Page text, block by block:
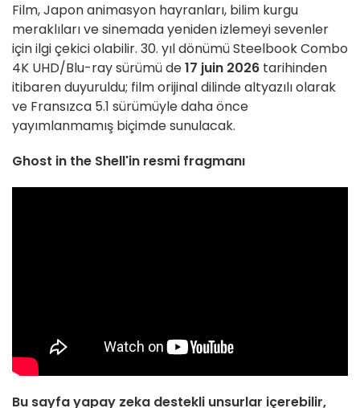
Film, Japon animasyon hayranları, bilim kurgu
meraklıları ve sinemada yeniden izlemeyi sevenler
için ilgi çekici olabilir. 30. yıl dönümü Steelbook Combo
4K UHD/Blu-ray sürümü de17 juin 2026 tarihinden
itibaren duyuruldu; film orijinal dilinde altyazılı olarak
ve Fransızca 5.1 sürümüyle daha önce
yayımlanmamış biçimde sunulacak.
Ghost in the Shell'in resmi fragmanı
Bu sayfa yapay zeka destekli unsurlar içerebilir,